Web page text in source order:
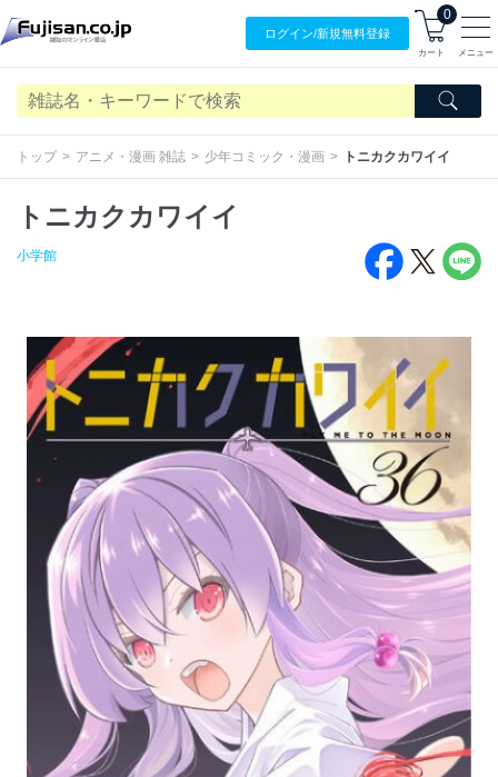
ログイン/新規無料登録
0
カート メニュー
トップ アニメ・漫画 雑誌 少年コミック・漫画 トニカクカワイイ
トニカクカワイイ
小学館